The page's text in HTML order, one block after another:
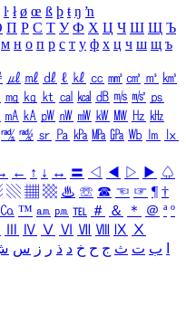
ŀ ł ø œ ß þ ŧ ŋ ŉ
П Р С Т У Ф Х Ц Ч Ш Щ Ъ
м н о п р с т у ф х ц ч ш щ ъ
㎕ ㎖ ㎗ ℓ ㎘ ㏄ ㎣ ㎤ ㎥ ㎦
㎎ ㎏ ㏏ ㎈ ㎉ ㏈ ㎧ ㎨ ㎰
㎃ ㎄ ㎺ ㎻ ㎽ ㎾ ㎿ ㎐ ㎑
㎮ ㎯ ㏛ ㎩ ㎪ ㎫ ㎬ ㏝ ㏐
㏓
← ↑ ↓ ↔ 〓 ◁ ◀ ▷ ▶ ♤
▧ ▦ ▩ ♨ ☏ ☎ ☜ ☞ ¶ †
㏇ ™ ㏂ ㏘ ℡ ＃ ＆ ＊ ＠ ª º
Ⅳ Ⅴ Ⅵ Ⅶ Ⅷ Ⅸ Ⅹ
ب ت ث ج ح خ د ذ ر ز س